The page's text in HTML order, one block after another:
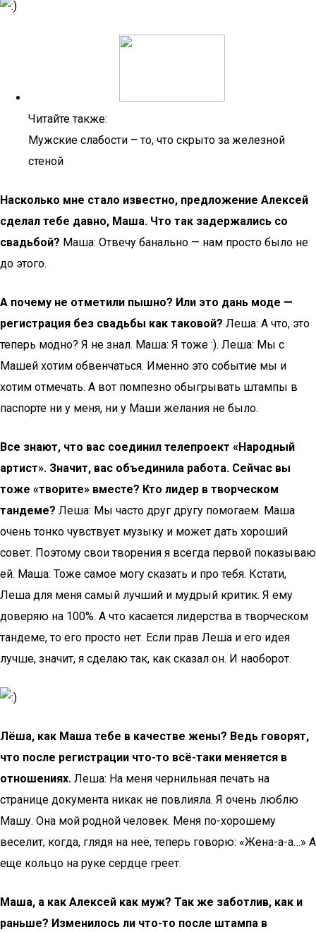
Читайте также:
Мужские слабости – то, что скрыто за железной
стеной
Насколько мне стало известно, предложение Алексей
сделал тебе давно, Маша. Что так задержались со
свадьбой? Маша: Отвечу банально — нам просто было не
до этого.
А почему не отметили пышно? Или это дань моде —
регистрация без свадьбы как таковой? Леша: А что, это
теперь модно? Я не знал. Маша: Я тоже :). Леша: Мы с
Машей хотим обвенчаться. Именно это событие мы и
хотим отмечать. А вот помпезно обыгрывать штампы в
паспорте ни у меня, ни у Маши желания не было.
Все знают, что вас соединил телепроект «Народный
артист». Значит, вас объединила работа. Сейчас вы
тоже «творите» вместе? Кто лидер в творческом
тандеме? Леша: Мы часто друг другу помогаем. Маша
очень тонко чувствует музыку и может дать хороший
совет. Поэтому свои творения я всегда первой показываю
ей. Маша: Тоже самое могу сказать и про тебя. Кстати,
Леша для меня самый лучший и мудрый критик. Я ему
доверяю на 100%. А что касается лидерства в творческом
тандеме, то его просто нет. Если прав Леша и его идея
лучше, значит, я сделаю так, как сказал он. И наоборот.
Лёша, как Маша тебе в качестве жены? Ведь говорят,
что после регистрации что-то всё-таки меняется в
отношениях. Леша: На меня чернильная печать на
странице документа никак не повлияла. Я очень люблю
Машу. Она мой родной человек. Меня по-хорошему
веселит, когда, глядя на неё, теперь говорю: «Жена-а-а…» А
еще кольцо на руке сердце греет.
Маша, а как Алексей как муж? Так же заботлив, как и
раньше? Изменилось ли что-то после штампа в